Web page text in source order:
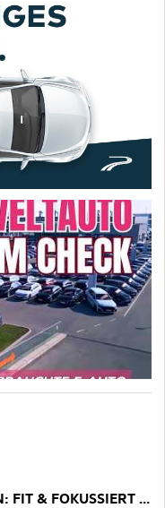
TIPPS FÜR LANGE AUTOFAHRTEN: FIT & FOKUSSIERT ANS ZIEL